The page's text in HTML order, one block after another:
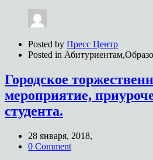
Posted by Пресс Центр
Posted in
Городское
мероприятие,
студента.
28 января, 2018,
0 Comment